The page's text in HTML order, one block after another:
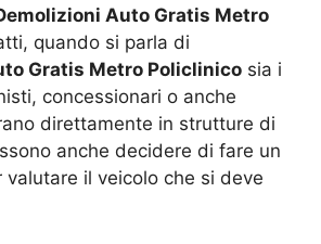
Auto Gratis Metro
quando si parla di
Gratis Metro Policlinico sia i
concessionari o anche
direttamente in strutture di
anche decidere di fare un
valutare il veicolo che si deve